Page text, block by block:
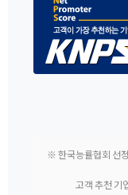
※ 한국능률협회 선
고객 추천 기